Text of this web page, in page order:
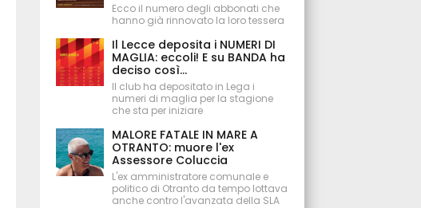
Ecco il numero degli abbonati che
hanno già rinnovato la loro tessera
Il Lecce deposita i NUMERI DI
MAGLIA: eccoli! E su BANDA ha
deciso così...
Il club ha depositato in Lega i
numeri di maglia per la stagione
che sta per iniziare
MALORE FATALE IN MARE A
OTRANTO: muore l'ex
Assessore Coluccia
L'ex amministratore comunale e
politico di Otranto da tempo lottava
anche contro l'avanzata della SLA